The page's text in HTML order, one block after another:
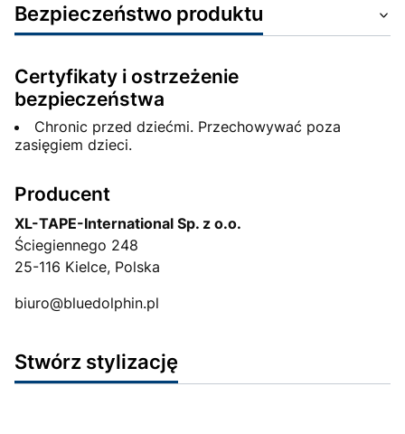
Bezpieczeństwo produktu
Certyfikaty i ostrzeżenie
bezpieczeństwa
Chronic przed dziećmi. Przechowywać poza
zasięgiem dzieci.
Producent
XL-TAPE-International Sp. z o.o.
Ściegiennego 248
25-116 Kielce, Polska
biuro@bluedolphin.pl
Stwórz stylizację